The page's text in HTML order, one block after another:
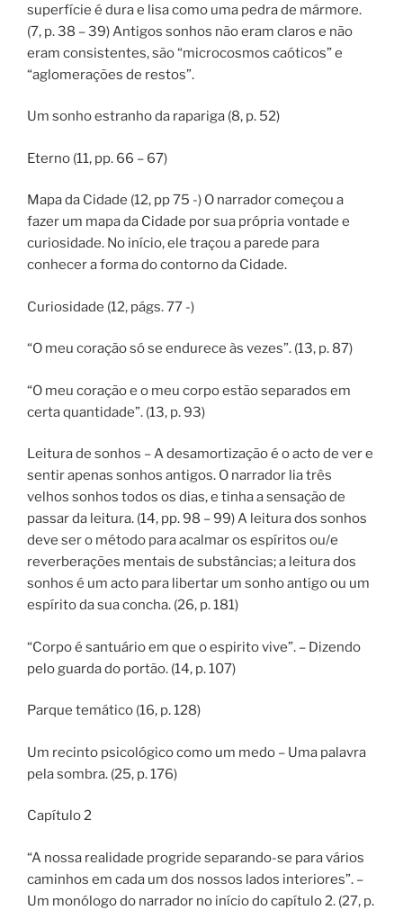
superfície é dura e lisa como uma pedra de mármore.
(7, p. 38 – 39) Antigos sonhos não eram claros e não
eram consistentes, são “microcosmos caóticos” e
“aglomerações de restos”.
Um sonho estranho da rapariga (8, p. 52)
Eterno (11, pp. 66 – 67)
Mapa da Cidade (12, pp 75 -) O narrador começou a
fazer um mapa da Cidade por sua própria vontade e
curiosidade. No início, ele traçou a parede para
conhecer a forma do contorno da Cidade.
Curiosidade (12, págs. 77 -)
“O meu coração só se endurece às vezes”. (13, p. 87)
“O meu coração e o meu corpo estão separados em
certa quantidade”. (13, p. 93)
Leitura de sonhos – A desamortização é o acto de ver e
sentir apenas sonhos antigos. O narrador lia três
velhos sonhos todos os dias, e tinha a sensação de
passar da leitura. (14, pp. 98 – 99) A leitura dos sonhos
deve ser o método para acalmar os espíritos ou/e
reverberações mentais de substâncias; a leitura dos
sonhos é um acto para libertar um sonho antigo ou um
espírito da sua concha. (26, p. 181)
“Corpo é santuário em que o espirito vive”. – Dizendo
pelo guarda do portão. (14, p. 107)
Parque temático (16, p. 128)
Um recinto psicológico como um medo – Uma palavra
pela sombra. (25, p. 176)
Capítulo 2
“A nossa realidade progride separando-se para vários
caminhos em cada um dos nossos lados interiores”. –
Um monólogo do narrador no início do capítulo 2. (27, p.